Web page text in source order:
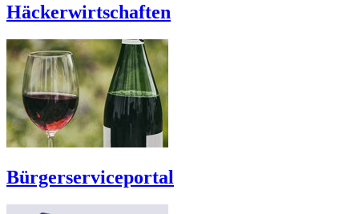
Häckerwirtschaften
Bürgerserviceportal